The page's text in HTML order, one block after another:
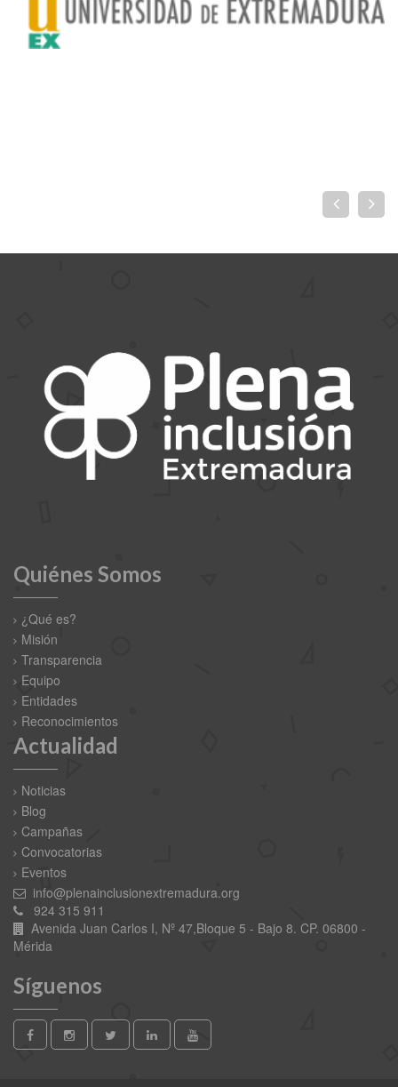
Quiénes Somos
¿Qué es?
Misión
Transparencia
Equipo
Entidades
Reconocimientos
Actualidad
Noticias
Blog
Campañas
Convocatorias
Eventos
info@plenainclusionextremadura.org
924 315 911
Avenida Juan Carlos I, Nº 47,Bloque 5 - Bajo 8. CP. 06800 -
Mérida
Síguenos